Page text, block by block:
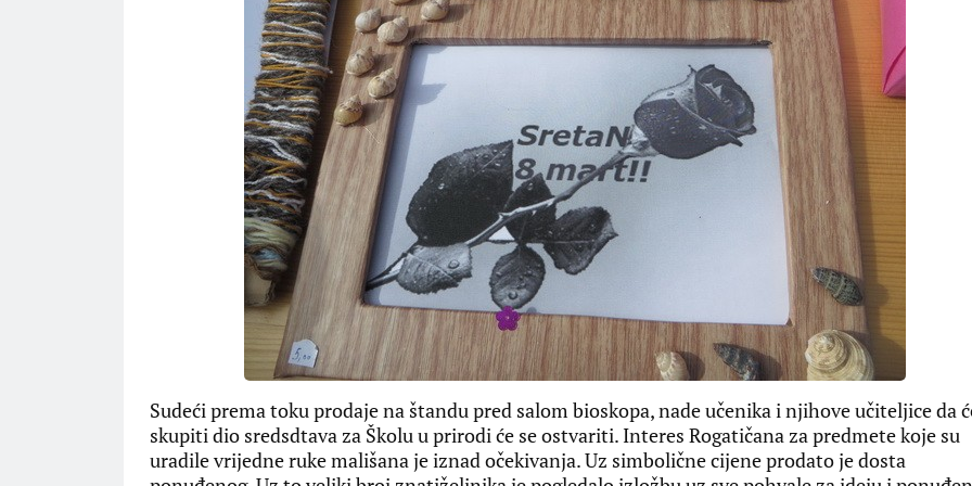
Sudeći prema toku prodaje na štandu pred salom bioskopa, nade učenika i njihove učiteljice da
skupiti dio sredsdtava za Školu u prirodi će se ostvariti. Interes Rogatičana za predmete koje su
uradile vrijedne ruke mališana je iznad očekivanja. Uz simbolične cijene prodato je dosta